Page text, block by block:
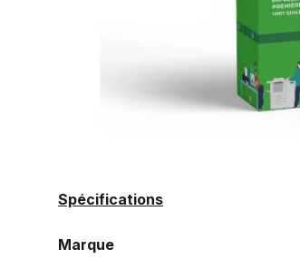
Spécifications
Marque